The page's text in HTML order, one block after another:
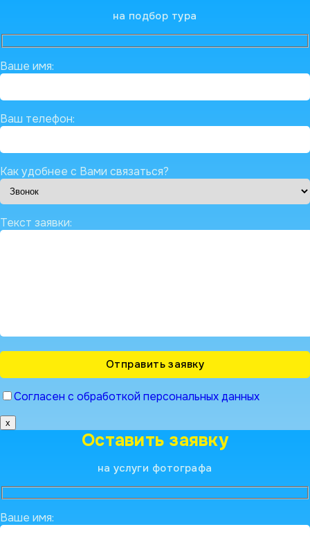
на подбор тура
Ваше имя:
Ваш телефон:
Как удобнее с Вами связаться?
Текст заявки:
Согласен с обработкой персональных данных
x
Оставить заявку
на услуги фотографа
Ваше имя: